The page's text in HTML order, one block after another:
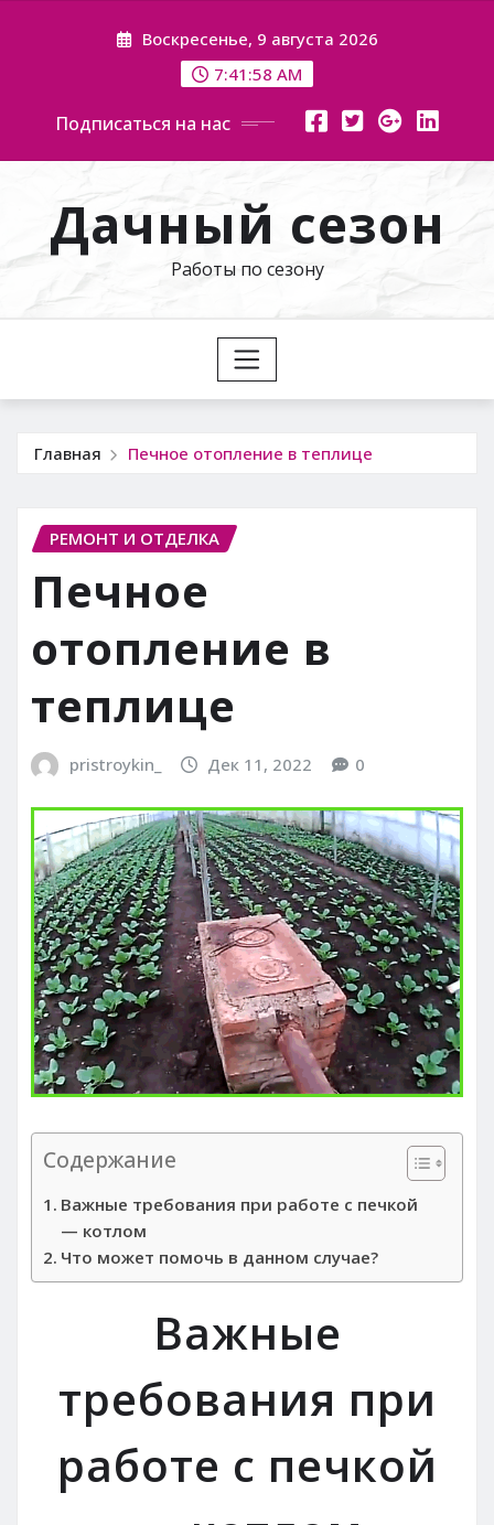
Воскресенье, 9 августа 2026
7:41:59 AM
Подписаться на нас
Дачный сезон
Работы по сезону
Главная Печное отопление в теплице
РЕМОНТ И ОТДЕЛКА
Печное
отопление в
теплице
pristroykin_ Дек 11, 2022 0
Содержание
Важные требования при работе с печкой
— котлом
Что может помочь в данном случае?
Важные
требования при
работе с печкой